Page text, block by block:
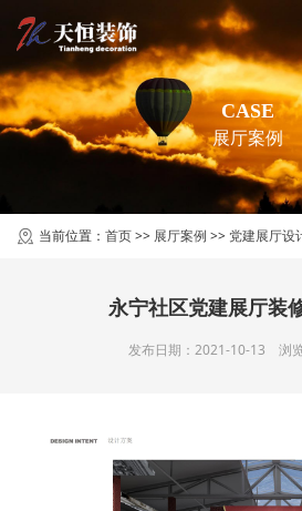
CASE
展厅案例
当前位置： 首页>> 展厅案例 >> 党建展厅设
永宁社区党建展厅装
发布日期：2021-10-13 浏